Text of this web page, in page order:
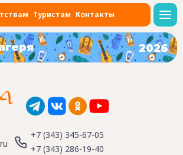
Туристам Контакты
2026
+7 (343) 345-67-05
+7 (343) 286-19-40